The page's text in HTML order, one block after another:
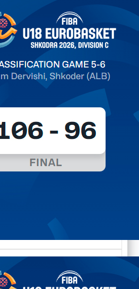
FIBA U18 EuroBasket 2026,
Статистика Матч сыгран 0
FIBA U18 EuroBasket 2026,